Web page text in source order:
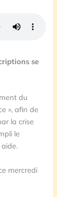
se
du
», afin de
la crise
le
mercredi